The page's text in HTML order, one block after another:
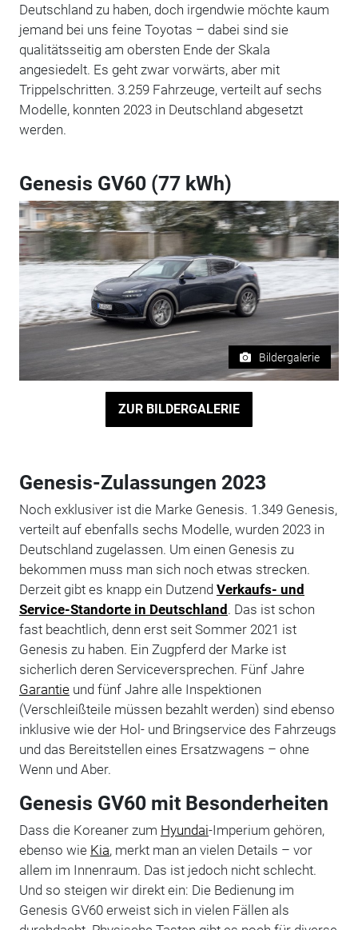
Deutschland zu haben, doch irgendwie möchte kaum
jemand bei uns feine Toyotas – dabei sind sie
qualitätsseitig am obersten Ende der Skala
angesiedelt. Es geht zwar vorwärts, aber mit
Trippelschritten. 3.259 Fahrzeuge, verteilt auf sechs
Modelle, konnten 2023 in Deutschland abgesetzt
werden.
Genesis GV60 (77 kWh)
Bildergalerie
ZUR BILDERGALERIE
Genesis-Zulassungen 2023
Noch exklusiver ist die Marke Genesis. 1.349 Genesis,
verteilt auf ebenfalls sechs Modelle, wurden 2023 in
Deutschland zugelassen. Um einen Genesis zu
bekommen muss man sich noch etwas strecken.
Derzeit gibt es knapp ein Dutzend Verkaufs- und
Service-Standorte in Deutschland. Das ist schon
fast beachtlich, denn erst seit Sommer 2021 ist
Genesis zu haben. Ein Zugpferd der Marke ist
sicherlich deren Serviceversprechen. Fünf Jahre
Garantieund fünf Jahre alle Inspektionen
(Verschleißteile müssen bezahlt werden) sind ebenso
inklusive wie der Hol- und Bringservice des Fahrzeugs
und das Bereitstellen eines Ersatzwagens – ohne
Wenn und Aber.
Genesis GV60 mit Besonderheiten
Dass die Koreaner zum Hyundai-Imperium gehören,
ebenso wie Kia, merkt man an vielen Details – vor
allem im Innenraum. Das ist jedoch nicht schlecht.
Und so steigen wir direkt ein: Die Bedienung im
Genesis GV60 erweist sich in vielen Fällen als